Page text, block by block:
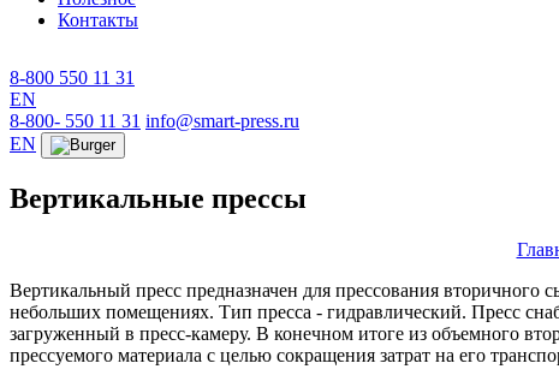
Контакты
8-800 550 11 31
EN
8-800- 550 11 31 info@smart-press.ru
EN
Вертикальные прессы
Вертикальный пресс предназначен для прессования
небольших помещениях. Тип пресса - гидравлический. Пресс
загруженный в пресс-камеру. В конечном итоге из объемного
прессуемого материала с целью сокращения затрат на его